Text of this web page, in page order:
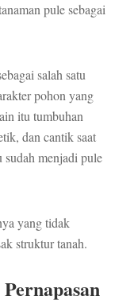
pule sebagai
salah satu
pohon yang
itu tumbuhan
dan cantik saat
sudah menjadi pule
yang tidak
struktur tanah.